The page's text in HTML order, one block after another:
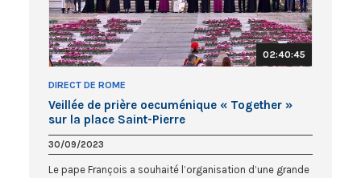
02:40:45
DIRECT DE ROME
Veillée de prière oecuménique « Together »
sur la place Saint-Pierre
30/09/2023
Le pape François a souhaité l’organisation d’une grande